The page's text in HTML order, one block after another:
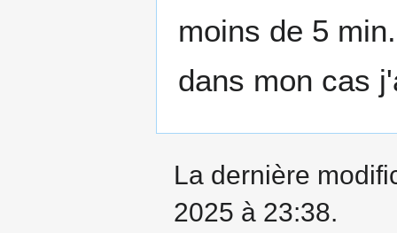
moins de 5
dans mon cas
La dernière
2025 à 23:38.